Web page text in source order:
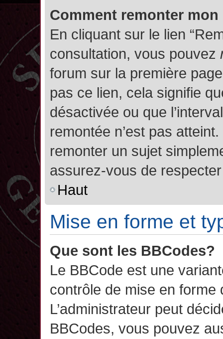
Comment remonter
En cliquant sur le lien
consultation, vous pouvez
forum sur la première
pas ce lien, cela signifie
désactivée ou que
remontée n’est pas
remonter un sujet
assurez-vous de
Haut
Mise en forme et
Que sont les BBCodes?
Le BBCode est une
contrôle de mise en forme
L’administrateur peut
BBCodes, vous pouvez